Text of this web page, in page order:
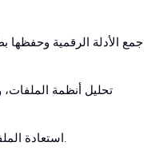
جمع الأدلة الرقمية وحفظها
تحليل أنظمة
استعادة الملفات المحذوفة والبيانات المخفية.